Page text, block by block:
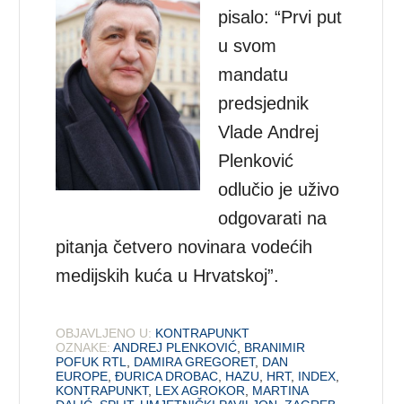
pisalo: “Prvi put
u svom
mandatu
predsjednik
Vlade Andrej
Plenković
odlučio je uživo
odgovarati na
pitanja četvero novinara vodećih
medijskih kuća u Hrvatskoj”.
OBJAVLJENO U: KONTRAPUNKT
OZNAKE: ANDREJ PLENKOVIĆ, BRANIMIR
POFUK RTL, DAMIRA GREGORET, DAN
EUROPE,ĐURICA DROBAC, HAZU, HRT, INDEX,
KONTRAPUNKT, LEX AGROKOR, MARTINA